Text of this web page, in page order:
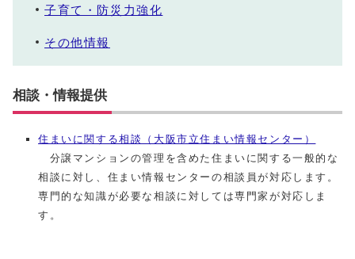
子育て・防災力強化
その他情報
相談・情報提供
住まいに関する相談（大阪市立住まい情報センター）
分譲マンションの管理を含めた住まいに関する一般的な
相談に対し、住まい情報センターの相談員が対応します。
専門的な知識が必要な相談に対しては専門家が対応しま
す。